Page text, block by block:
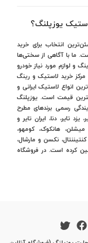
یوزپلنگ؟
انتخاب برای خرید
ما با آگاهی از سختی‌ها
و لوازم مورد نیاز خودرو
مرکز خرید لاستیک و رینگ
انواع لاستیک ایرانی و
قیمت است. یوزپلنگ
رسمی برندهای مطرح
تایر، دنا، ایران تایر و
هانکوک، کومهو،
نکسن و مارشال،
کرده است. در فروشگاه